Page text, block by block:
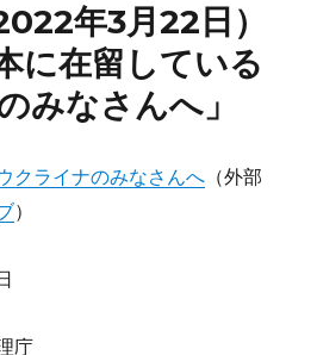
年3月22日）
に在留している
みなさんへ」
クライナのみなさんへ （外部
）
庁